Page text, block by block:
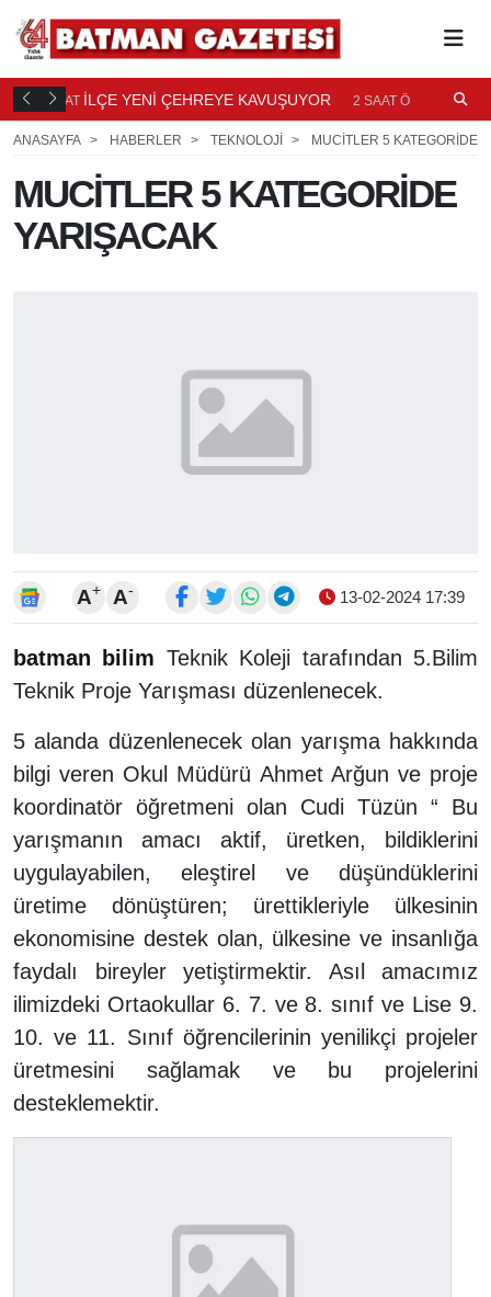
2 SAAT İLÇE YENİ ÇEHREYE KAVUŞUYOR 2 SAAT ÖNCE
ANASAYFA
HABERLER TEKNOLOJİ MUCİTLER 5 KATEGORİDE
MUCİTLER 5 KATEGORİDE
YARIŞACAK
A+ A- 13-02-2024 17:39
batman bilim Teknik Koleji tarafından 5.Bilim
Teknik Proje Yarışması düzenlenecek.
5 alanda düzenlenecek olan yarışma hakkında
bilgi veren Okul Müdürü Ahmet Arğun ve proje
koordinatör öğretmeni olan Cudi Tüzün “ Bu
yarışmanın amacı aktif, üretken, bildiklerini
uygulayabilen, eleştirel ve düşündüklerini
üretime dönüştüren; ürettikleriyle ülkesinin
ekonomisine destek olan, ülkesine ve insanlığa
faydalı bireyler yetiştirmektir. Asıl amacımız
ilimizdeki Ortaokullar 6. 7. ve 8. sınıf ve Lise 9.
10. ve 11. Sınıf öğrencilerinin yenilikçi projeler
üretmesini sağlamak ve bu projelerini
desteklemektir.